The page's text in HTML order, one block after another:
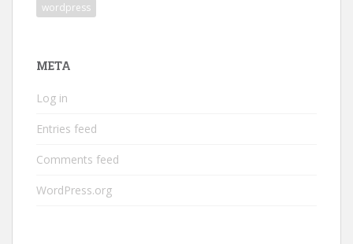
wordpress
META
Log in
Entries feed
Comments feed
WordPress.org